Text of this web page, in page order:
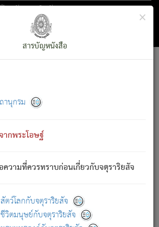
ลกกับจตุราริยสัจ
สารบัญ×
สารบัญหนังสือ
านุกรม
กพระโอษฐ์
วามที่ควรทราบก่อนเกี่ยวกับจตุราริยสัจ
ว์โลกกับจตุราริยสัจ
วิตมนุษย์กับจตุราริยสัจ
วามเดือดร้อนแล้ว มีผัสสะบังหน้า
ดยความเป็นประการใด แต่สิ่งนั้นย่อมเป็น
ยประการอื่นจากที่เขาสำคัญนั้น
อยู่ในภพ ถูกภพบังหน้าแล้ว มีภพโดยความ
มันเป็นอยู่จริง) จึงได้เพลิดเพลินยิ่งนักในภพ
งนักในสิ่งใด สิ่งนั้นเป็นภัย (ที่เขาไม่รู้จัก)
นั้นเป็นทุกข์